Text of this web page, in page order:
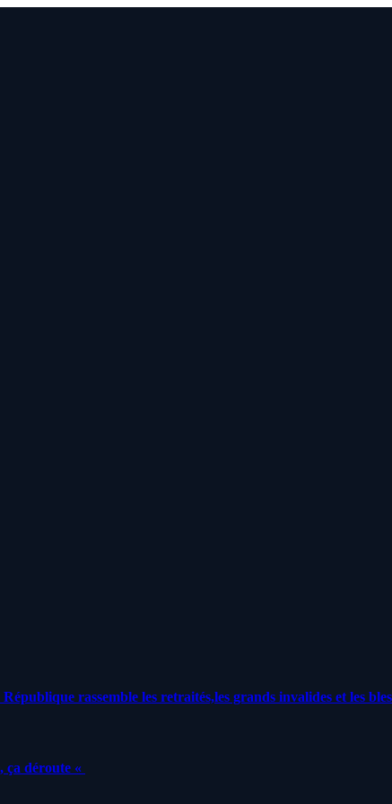
rassemble les retraités,les grands invalides et les
ça déroute «